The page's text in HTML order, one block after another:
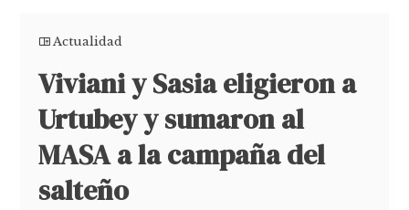
Actualidad
Viviani y Sasia eligieron a
Urtubey y sumaron al
MASA a la campaña del
salteño